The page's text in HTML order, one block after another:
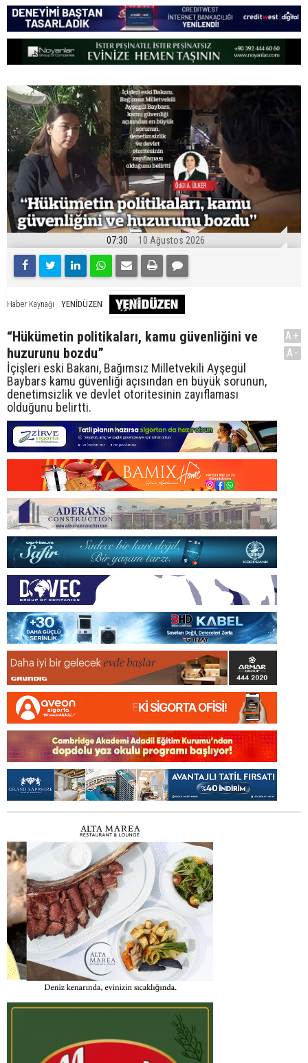
07:30 10 Ağustos 2026
Haber Kaynağı YENİDÜZEN
“Hükümetin politikaları, kamu güvenliğini ve
huzurunu bozdu”
İçişleri eski Bakanı, Bağımsız Milletvekili Ayşegül
Baybars kamu güvenliği açısından en büyük sorunun,
denetimsizlik ve devlet otoritesinin zayıflaması
olduğunu belirtti.
A+
A-